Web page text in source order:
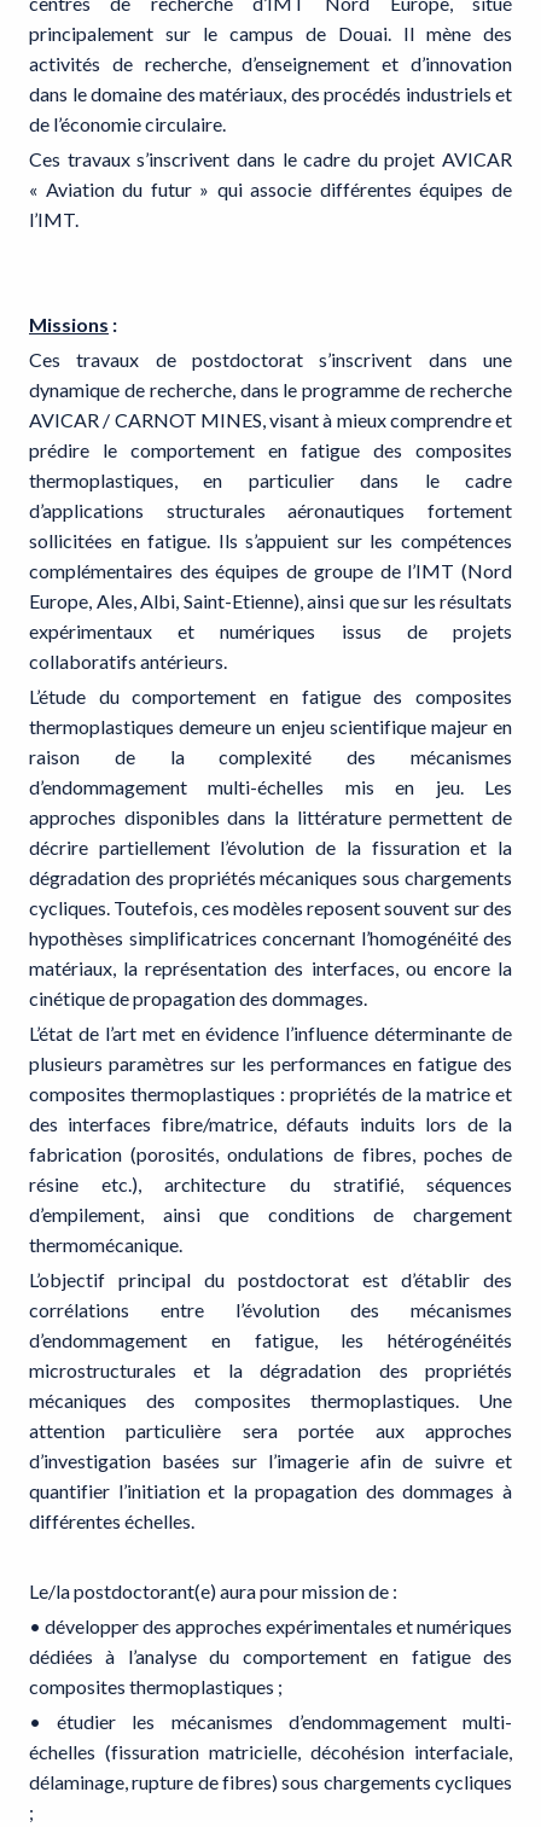
principalement sur le campus de Douai. Il mène des
activités de recherche, d’enseignement et d’innovation
dans le domaine des matériaux, des procédés industriels et
de l’économie circulaire.
Ces travaux s’inscrivent dans le cadre du projet AVICAR
« Aviation du futur » qui associe différentes équipes de
l’IMT.
Missions :
Ces travaux de postdoctorat s’inscrivent dans une
dynamique de recherche, dans le programme de recherche
AVICAR / CARNOT MINES, visant à mieux comprendre et
prédire le comportement en fatigue des composites
thermoplastiques, en particulier dans le cadre
d’applications structurales aéronautiques fortement
sollicitées en fatigue. Ils s’appuient sur les compétences
complémentaires des équipes de groupe de l’IMT (Nord
Europe, Ales, Albi, Saint-Etienne), ainsi que sur les résultats
expérimentaux et numériques issus de projets
collaboratifs antérieurs.
L’étude du comportement en fatigue des composites
thermoplastiques demeure un enjeu scientifique majeur en
raison de la complexité des mécanismes
d’endommagement multi-échelles mis en jeu. Les
approches disponibles dans la littérature permettent de
décrire partiellement l’évolution de la fissuration et la
dégradation des propriétés mécaniques sous chargements
cycliques. Toutefois, ces modèles reposent souvent sur des
hypothèses simplificatrices concernant l’homogénéité des
matériaux, la représentation des interfaces, ou encore la
cinétique de propagation des dommages.
L’état de l’art met en évidence l’influence déterminante de
plusieurs paramètres sur les performances en fatigue des
composites thermoplastiques : propriétés de la matrice et
des interfaces fibre/matrice, défauts induits lors de la
fabrication (porosités, ondulations de fibres, poches de
résine etc.), architecture du stratifié, séquences
d’empilement, ainsi que conditions de chargement
thermomécanique.
L’objectif principal du postdoctorat est d’établir des
corrélations entre l’évolution des mécanismes
d’endommagement en fatigue, les hétérogénéités
microstructurales et la dégradation des propriétés
mécaniques des composites thermoplastiques. Une
attention particulière sera portée aux approches
d’investigation basées sur l’imagerie afin de suivre et
quantifier l’initiation et la propagation des dommages à
différentes échelles.
Le/la postdoctorant(e) aura pour mission de :
• développer des approches expérimentales et numériques
dédiées à l’analyse du comportement en fatigue des
composites thermoplastiques ;
• étudier les mécanismes d’endommagement multi-
échelles (fissuration matricielle, décohésion interfaciale,
délaminage, rupture de fibres) sous chargements cycliques
;